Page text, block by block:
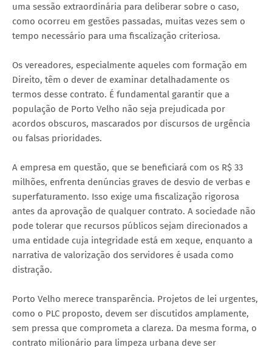
uma sessão extraordinária para deliberar sobre o caso,
como ocorreu em gestões passadas, muitas vezes sem o
tempo necessário para uma fiscalização criteriosa.
Os vereadores, especialmente aqueles com formação em
Direito, têm o dever de examinar detalhadamente os
termos desse contrato. É fundamental garantir que a
população de Porto Velho não seja prejudicada por
acordos obscuros, mascarados por discursos de urgência
ou falsas prioridades.
A empresa em questão, que se beneficiará com os R$ 33
milhões, enfrenta denúncias graves de desvio de verbas e
superfaturamento. Isso exige uma fiscalização rigorosa
antes da aprovação de qualquer contrato. A sociedade não
pode tolerar que recursos públicos sejam direcionados a
uma entidade cuja integridade está em xeque, enquanto a
narrativa de valorização dos servidores é usada como
distração.
Porto Velho merece transparência. Projetos de lei urgentes,
como o PLC proposto, devem ser discutidos amplamente,
sem pressa que comprometa a clareza. Da mesma forma, o
contrato milionário para limpeza urbana deve ser